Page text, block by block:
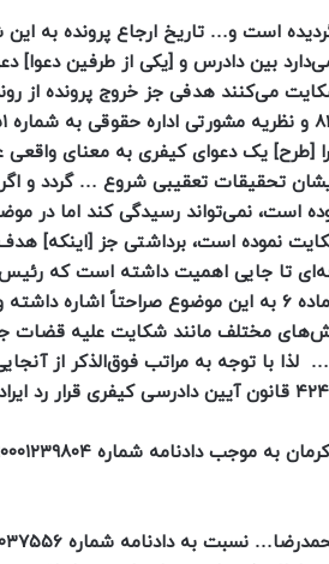
که بیان می‌دارد بین دادرس و [یکی از
می‌کنند هدفی جز خروج پرونده از
[طرح] یک دعوای کیفری به معنای
تحقیقات تعقیبی شروع … گردد و
است، نمی‌تواند رسیدگی کند اما در
نموده است، برداشتی جز [اینکه]
تا جایی اهمیت داشته است که رئیس
حفظ شأن و منزلت کارکنان قوه قضاییه مصوب ۲۵/۱/۱۴۰۰ در ماده ۶ به
روش‌های مختلف مانند شکایت علیه
با توجه به مراتب فوق‌الذکر از